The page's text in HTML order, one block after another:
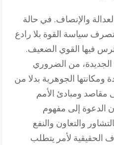
والإنصاف. في حالة
سياسة القوة بلا رادع
فيها القوي الضعيف.
الجديدة، من الضروري
ومكانتها الجوهرية بدلا من
مقاصد ومبادئ الأمم
إن الدعوة إلى مفهوم
والتعاون والنفع
الحقيقية لأمر يتطلب